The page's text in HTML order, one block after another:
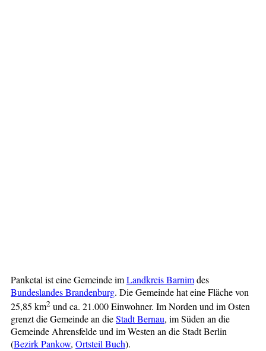
Panketal ist eine Gemeinde imLandkreis Barnimdes
Bundeslandes Brandenburg. Die Gemeinde hat eine Fläche von
25,85 km2 und ca. 21.000 Einwohner. Im Norden und im Osten
grenzt die Gemeinde an dieStadt Bernau, im Süden an die
Gemeinde Ahrensfelde und im Westen an die Stadt Berlin
(Bezirk Pankow, Ortsteil Buch).